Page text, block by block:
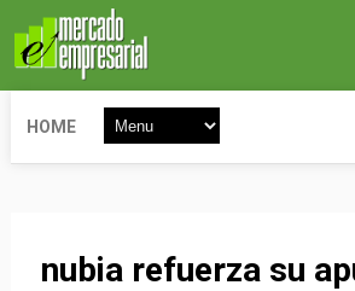
HOME
nubia refuerza su